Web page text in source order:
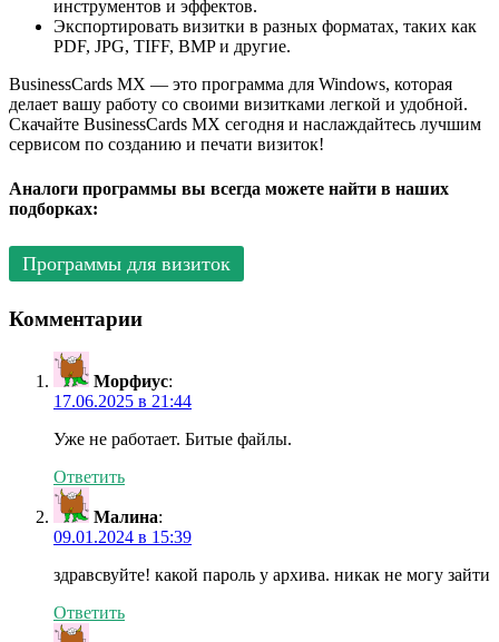
инструментов и эффектов.
Экспортировать визитки в разных форматах, таких как
PDF, JPG, TIFF, BMP и другие.
BusinessCards MX — это программа для Windows, которая
делает вашу работу со своими визитками легкой и удобной.
Скачайте BusinessCards MX сегодня и наслаждайтесь лучшим
сервисом по созданию и печати визиток!
Аналоги программы вы всегда можете найти в наших
подборках:
Программы для визиток
Комментарии
Морфиус:
17.06.2025 в 21:44
Уже не работает. Битые файлы.
Ответить
Малина:
09.01.2024 в 15:39
здравсвуйте! какой пароль у архива. никак не могу зайти
Ответить